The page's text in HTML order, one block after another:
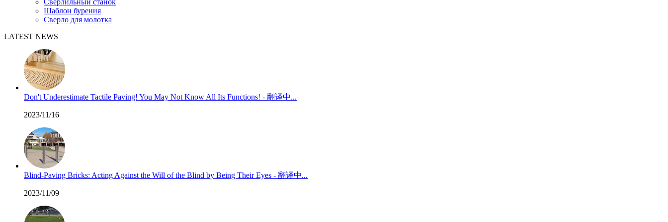
Сверлильный станок
Шаблон бурения
Сверло для молотка
LATEST NEWS
Don't Underestimate Tactile Paving! You May Not Know All Its Functions! - 翻译中...
2023/11/16
Blind-Paving Bricks: Acting Against the Will of the Blind by Being Their Eyes - 翻译中...
2023/11/09